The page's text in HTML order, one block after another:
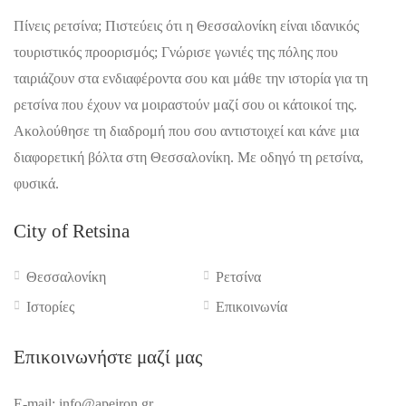
Πίνεις ρετσίνα; Πιστεύεις ότι η Θεσσαλονίκη είναι ιδανικός
τουριστικός προορισμός; Γνώρισε γωνιές της πόλης που
ταιριάζουν στα ενδιαφέροντα σου και μάθε την ιστορία για τη
ρετσίνα που έχουν να μοιραστούν μαζί σου οι κάτοικοί της.
Ακολούθησε τη διαδρομή που σου αντιστοιχεί και κάνε μια
διαφορετική βόλτα στη Θεσσαλονίκη. Με οδηγό τη ρετσίνα,
φυσικά.
City of Retsina
Θεσσαλονίκη
Ιστορίες
Ρετσίνα
Επικοινωνία
Επικοινωνήστε μαζί μας